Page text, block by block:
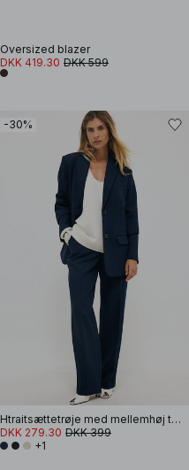
Oversized blazer
DKK 419.30 DKK 599
-30%
Htraitsættetrøje med mellemhøj talje i twill
DKK 279.30 DKK 399
+1